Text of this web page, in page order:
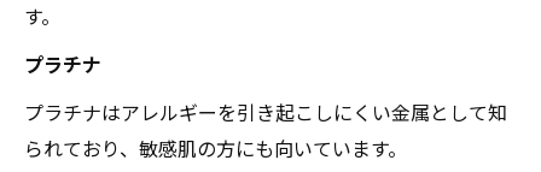
す。
プラチナ
プラチナはアレルギーを引き起こしにくい金属として知
られており、敏感肌の方にも向いています。